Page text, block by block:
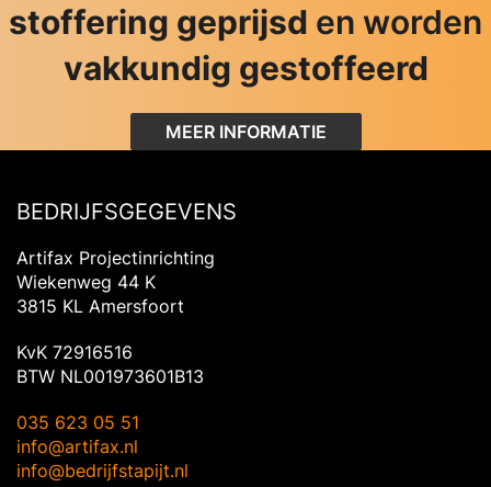
stoffering geprijsd en worden
vakkundig gestoffeerd
MEER INFORMATIE
BEDRIJFSGEGEVENS
Artifax Projectinrichting
Wiekenweg 44 K
3815 KL Amersfoort
KvK 72916516
BTW NL001973601B13
035 623 05 51
info@artifax.nl
info@bedrijfstapijt.nl